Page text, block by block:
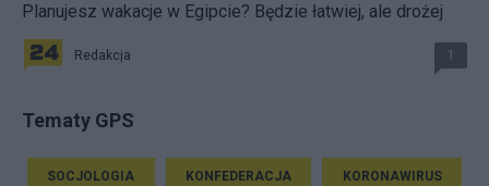
Planujesz wakacje w Egipcie? Będzie łatwiej, ale drożej
Redakcja 1
Tematy GPS
SOCJOLOGIA KONFEDERACJA KORONAWIRUS